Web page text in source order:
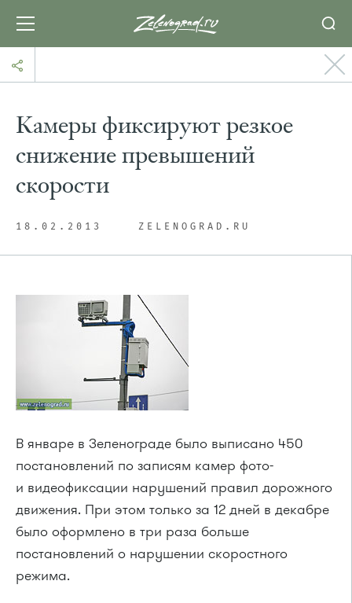
Камеры фиксируют резкое
снижение превышений
скорости
18.02.2013 ZELENOGRAD.RU
В январе в Зеленограде было выписано 450
постановлений по записям камер фото-
и видеофиксации нарушений правил дорожного
движения. При этом только за 12 дней в декабре
было оформлено в три раза больше
постановлений о нарушении скоростного
режима.